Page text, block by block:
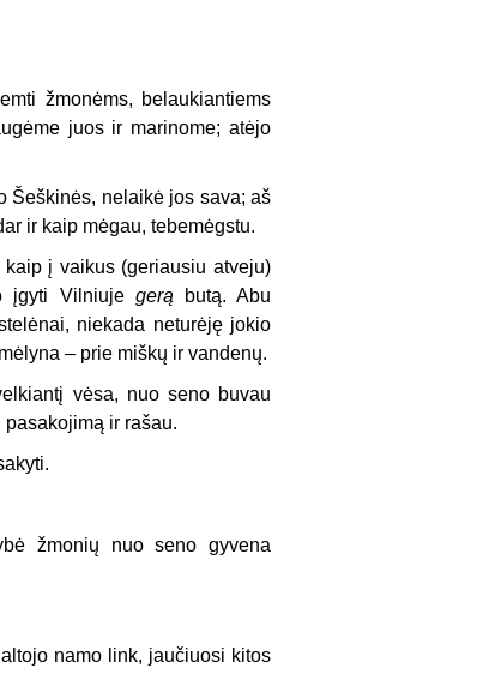
žmonėms, belaukiantiems
juos ir marinome; atėjo
Šeškinės, nelaikė jos sava; aš
ir kaip mėgau, tebemėgstu.
į vaikus (geriausiu atveju)
įgyti Vilniuje gerą butą. Abu
niekada neturėję jokio
– prie miškų ir vandenų.
vėsa, nuo seno buvau
ir rašau.
žmonių nuo seno gyvena
namo link, jaučiuosi kitos